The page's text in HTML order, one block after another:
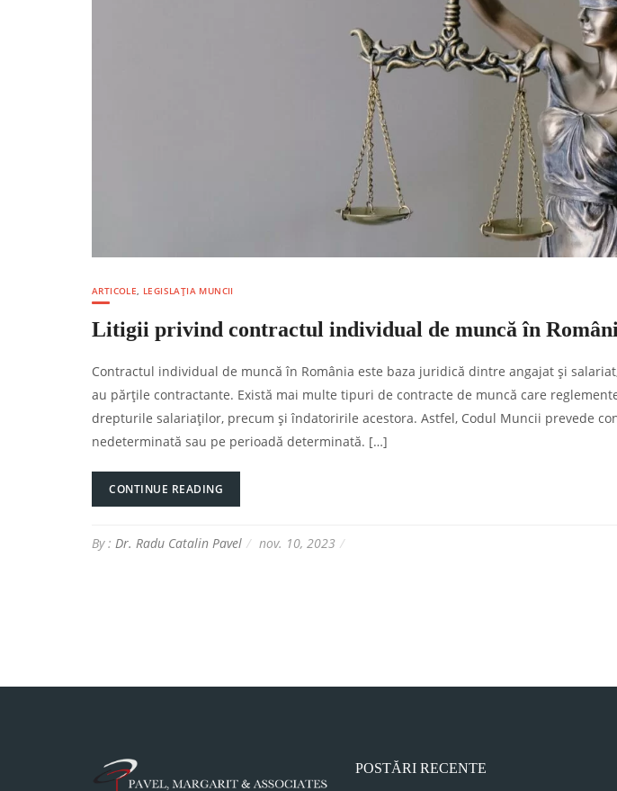
ARTICOLE LEGISLAȚIA MUNCII
Litigii privind contractul individual de muncă în
Contractul individual de muncă în România este baza juridică dintre angajat și
au părțile contractante. Există mai multe tipuri de contracte de muncă care
drepturile salariaților, precum și îndatoririle acestora. Astfel, Codul Muncii prevede
nedeterminată sau pe perioadă determinată. […]
CONTINUE READING
By : Dr. Radu Catalin Pavel nov. 10, 2023
POSTĂRI RECENTE